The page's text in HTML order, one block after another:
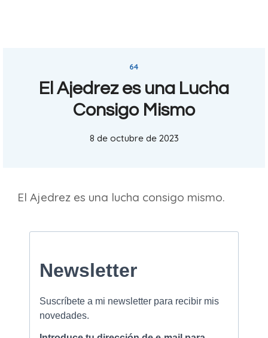
64
El Ajedrez es una Lucha
Consigo Mismo
8 de octubre de 2023
El Ajedrez es una lucha consigo mismo.